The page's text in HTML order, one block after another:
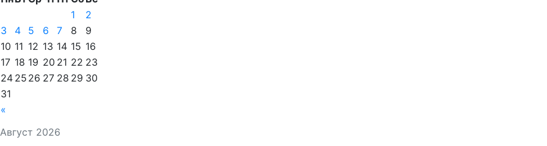
Август 2026
«
1
2
3
4 5 6 7 8
9
10 11 12 13 14 15 16
17 18 19 20 21 22 23
24 25 26 27 28 29 30
31